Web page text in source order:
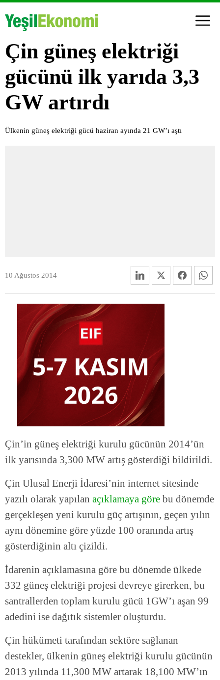
Çin güneş elektriği
gücünü ilk yarıda 3,3
GW artırdı
Ülkenin güneş elektriği gücü haziran ayında 21 GW’ı aştı
10 Ağustos 2014
Çin’in güneş elektriği kurulu gücünün 2014’ün
ilk yarısında 3,300 MW artış gösterdiği bildirildi.
Çin Ulusal Enerji İdaresi’nin internet sitesinde
yazılı olarak yapılan açıklamaya göre bu dönemde
gerçekleşen yeni kurulu güç artışının, geçen yılın
aynı dönemine göre yüzde 100 oranında artış
gösterdiğinin altı çizildi.
İdarenin açıklamasına göre bu dönemde ülkede
332 güneş elektriği projesi devreye girerken, bu
santrallerden toplam kurulu gücü 1GW’ı aşan 99
adedini ise dağıtık sistemler oluşturdu.
Çin hükümeti tarafından sektöre sağlanan
destekler, ülkenin güneş elektriği kurulu gücünün
2013 yılında 11,300 MW artarak 18,100 MW’ın